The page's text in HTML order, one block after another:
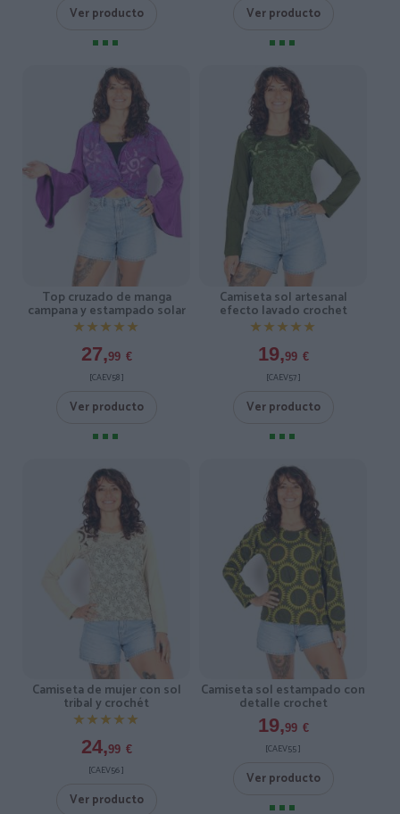
Ver producto Ver producto
Top cruzado de manga
campana y estampado solar
★★★★★
★★★★★
27,99 €
[CAEV58 ]
Ver producto
Camiseta sol artesanal
efecto lavado crochet
★★★★★
★★★★★
19,99 €
[CAEV57 ]
Ver producto
Camiseta de mujer con sol
tribal y crochét
★★★★★
★★★★★
24,99 €
[CAEV56 ]
Ver producto
Camiseta sol estampado con
detalle crochet
19,99 €
[CAEV55 ]
Ver producto